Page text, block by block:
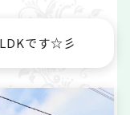
です☆彡